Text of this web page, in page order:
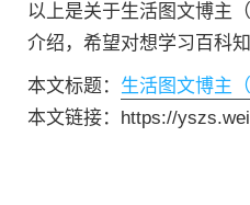
以上是关于生活图文博主
介绍，希望对想学习百科
本文标题： 生活图文博主
本文链接：https://